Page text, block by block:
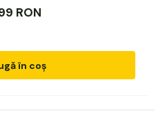
RON
în coș